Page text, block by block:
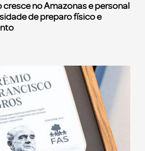
cresce no Amazonas e personal
de preparo físico e